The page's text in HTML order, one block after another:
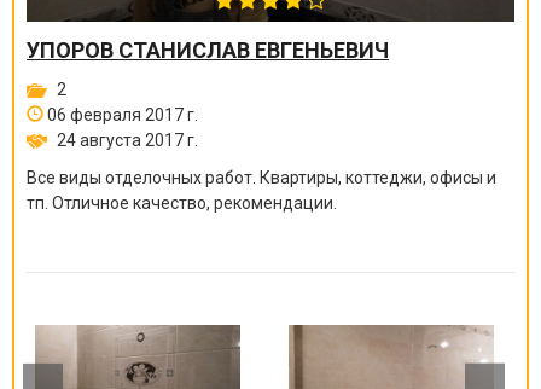
УПОРОВ СТАНИСЛАВ ЕВГЕНЬЕВИЧ
2
06 февраля 2017 г.
24 августа 2017 г.
Все виды отделочных работ. Квартиры, коттеджи, офисы и
тп. Отличное качество, рекомендации.